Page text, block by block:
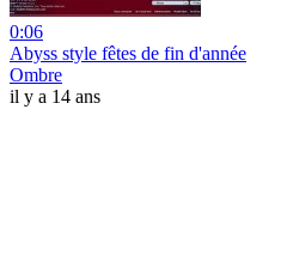
0:06
Abyss style fêtes de fin d'année
Ombre
il y a 14 ans